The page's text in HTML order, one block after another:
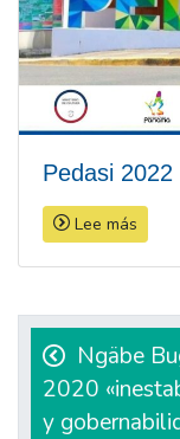
Pedasi
Lee más
de
entradas
Ngäbe
2020
y